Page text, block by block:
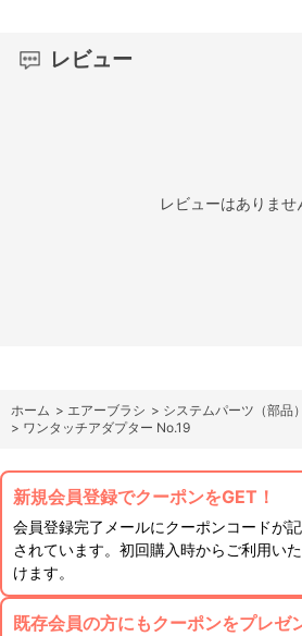
レビュー
レビューはありませ
ホーム > エアーブラシ > システムパーツ（部品）
> ワンタッチアダプター No.19
新規会員登録でクーポンをGET！
会員登録完了メールにクーポンコードが
されています。初回購入時からご利用い
けます。
既存会員の方にもクーポンをプレゼ